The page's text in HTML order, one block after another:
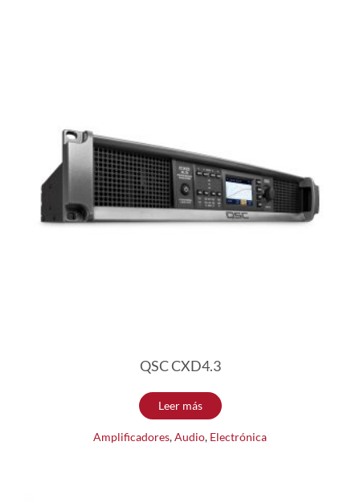
QSC CXD4.3
Leer más
Amplificadores,Audio, Electrónica